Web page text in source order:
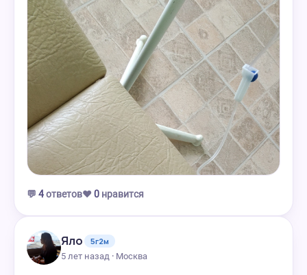
💬 4ответов❤️ 0 нравится
Яло
5г2м
5 лет назад · Москва